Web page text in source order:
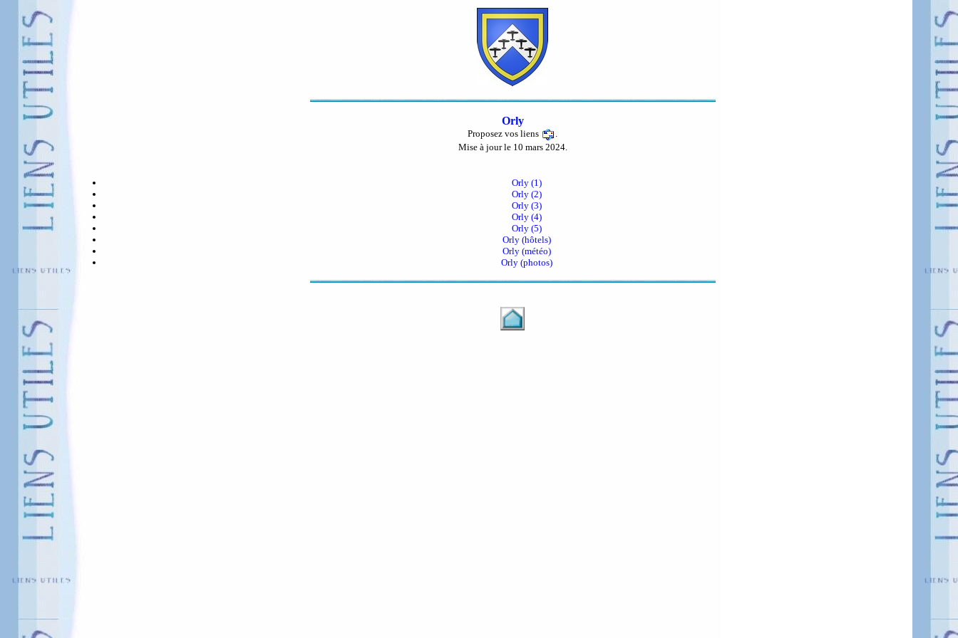
Orly
Proposez vos liens
Mise à jour le 10 mars 2024.
Orly (1)
Orly (2)
Orly (3)
Orly (4)
Orly (5)
Orly (hôtels)
Orly (météo)
Orly (photos)